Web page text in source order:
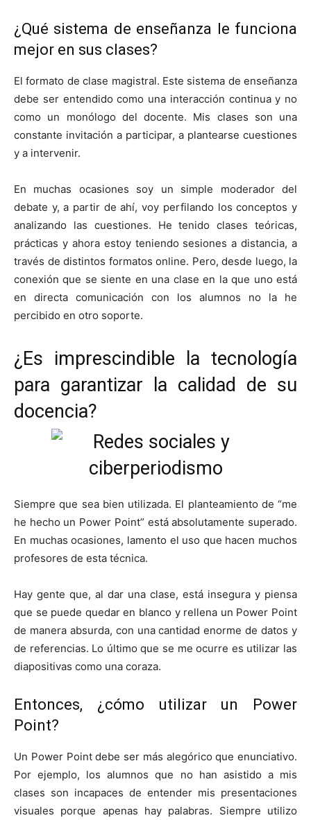
¿Qué sistema de enseñanza le funciona
mejor en sus clases?
El formato de clase magistral. Este sistema de enseñanza
debe ser entendido como una interacción continua y no
como un monólogo del docente. Mis clases son una
constante invitación a participar, a plantearse cuestiones
y a intervenir.
En muchas ocasiones soy un simple moderador del
debate y, a partir de ahí, voy perfilando los conceptos y
analizando las cuestiones. He tenido clases teóricas,
prácticas y ahora estoy teniendo sesiones a distancia, a
través de distintos formatos online. Pero, desde luego, la
conexión que se siente en una clase en la que uno está
en directa comunicación con los alumnos no la he
percibido en otro soporte.
¿Es imprescindible la tecnología
para garantizar la calidad de su
docencia?
Siempre que sea bien utilizada. El planteamiento de “me
he hecho un Power Point” está absolutamente superado.
En muchas ocasiones, lamento el uso que hacen muchos
profesores de esta técnica.
Hay gente que, al dar una clase, está insegura y piensa
que se puede quedar en blanco y rellena un Power Point
de manera absurda, con una cantidad enorme de datos y
de referencias. Lo último que se me ocurre es utilizar las
diapositivas como una coraza.
Entonces, ¿cómo utilizar un Power
Point?
Un Power Point debe ser más alegórico que enunciativo.
Por ejemplo, los alumnos que no han asistido a mis
clases son incapaces de entender mis presentaciones
visuales porque apenas hay palabras. Siempre utilizo